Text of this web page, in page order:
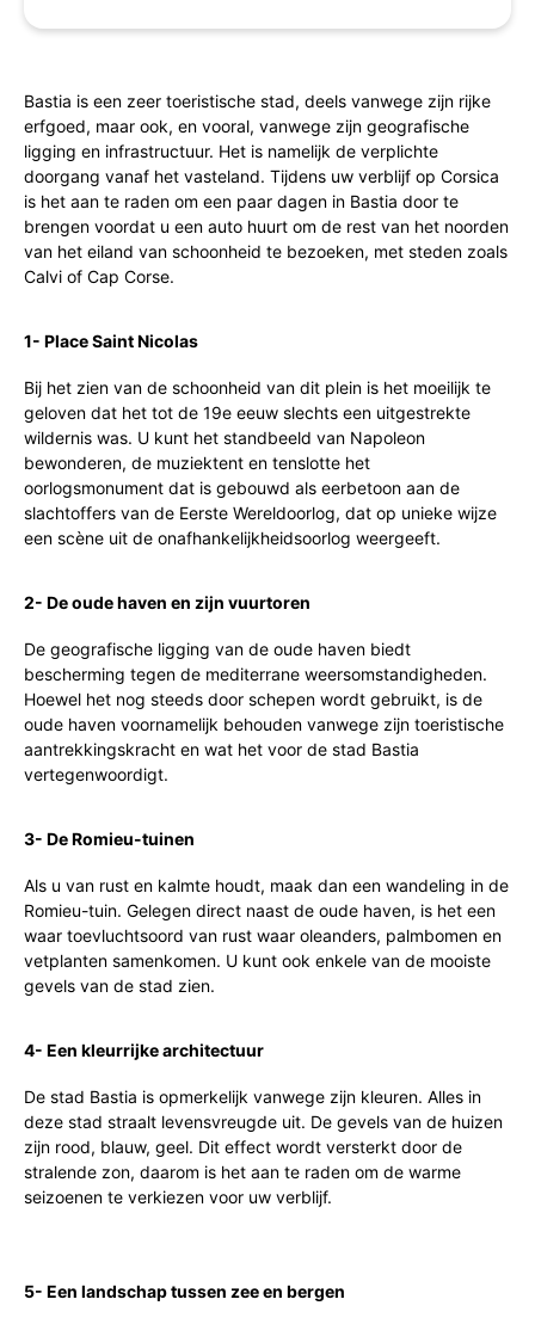
Bastia is een zeer toeristische stad, deels vanwege zijn rijke
erfgoed, maar ook, en vooral, vanwege zijn geografische
ligging en infrastructuur. Het is namelijk de verplichte
doorgang vanaf het vasteland. Tijdens uw verblijf op Corsica
is het aan te raden om een paar dagen in Bastia door te
brengen voordat u een auto huurt om de rest van het noorden
van het eiland van schoonheid te bezoeken, met steden zoals
Calvi of Cap Corse.
1- Place Saint Nicolas
Bij het zien van de schoonheid van dit plein is het moeilijk te
geloven dat het tot de 19e eeuw slechts een uitgestrekte
wildernis was. U kunt het standbeeld van Napoleon
bewonderen, de muziektent en tenslotte het
oorlogsmonument dat is gebouwd als eerbetoon aan de
slachtoffers van de Eerste Wereldoorlog, dat op unieke wijze
een scène uit de onafhankelijkheidsoorlog weergeeft.
2- De oude haven en zijn vuurtoren
De geografische ligging van de oude haven biedt
bescherming tegen de mediterrane weersomstandigheden.
Hoewel het nog steeds door schepen wordt gebruikt, is de
oude haven voornamelijk behouden vanwege zijn toeristische
aantrekkingskracht en wat het voor de stad Bastia
vertegenwoordigt.
3- De Romieu-tuinen
Als u van rust en kalmte houdt, maak dan een wandeling in de
Romieu-tuin. Gelegen direct naast de oude haven, is het een
waar toevluchtsoord van rust waar oleanders, palmbomen en
vetplanten samenkomen. U kunt ook enkele van de mooiste
gevels van de stad zien.
4- Een kleurrijke architectuur
De stad Bastia is opmerkelijk vanwege zijn kleuren. Alles in
deze stad straalt levensvreugde uit. De gevels van de huizen
zijn rood, blauw, geel. Dit effect wordt versterkt door de
stralende zon, daarom is het aan te raden om de warme
seizoenen te verkiezen voor uw verblijf.
5- Een landschap tussen zee en bergen